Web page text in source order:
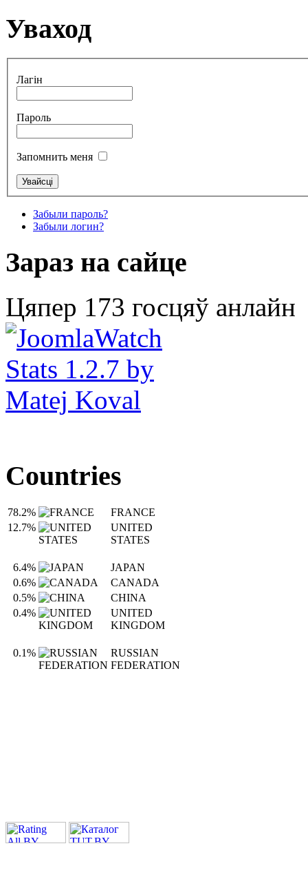
Уваход
Лагін
Пароль
Запомнить меня
Забыли пароль?
Забыли логин?
Зараз на сайце
Цяпер 173 госцяў анлайн
Countries
78.2%
FRANCE
12.7%
UNITED
STATES
6.4%
JAPAN
0.6%
CANADA
0.5%
CHINA
0.4%
UNITED
KINGDOM
0.1%
RUSSIAN
FEDERATION